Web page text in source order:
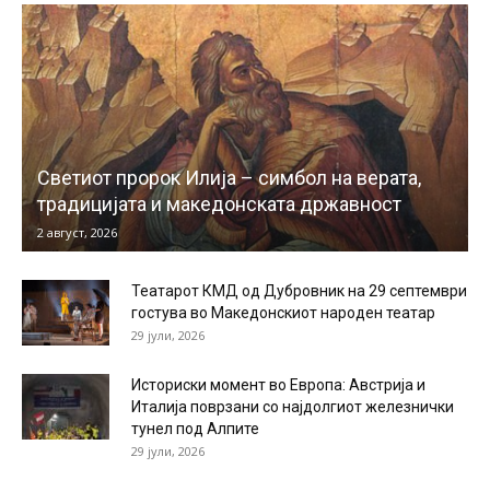
Светиот пророк Илија – симбол на верата,
традицијата и македонската државност
2 август, 2026
Театарот КМД од Дубровник на 29 септември
гостува во Македонскиот народен театар
29 јули, 2026
Историски момент во Европа: Австрија и
Италија поврзани со најдолгиот железнички
тунел под Алпите
29 јули, 2026